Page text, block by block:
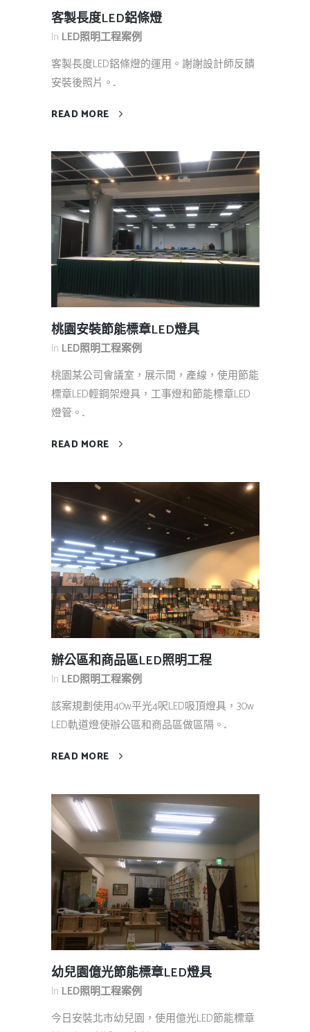
客製長度LED鋁條燈
In LED照明工程案例
客製長度LED鋁條燈的運用。謝謝設計師反饋
安裝後照片。...
READ MORE
桃園安裝節能標章LED燈具
In LED照明工程案例
桃園某公司會議室，展示間，產線，使用節能
標章LED輕鋼架燈具，工事燈和節能標章LED
燈管。...
READ MORE
辦公區和商品區LED照明工程
In LED照明工程案例
該案規劃使用40w平光4呎LED吸頂燈具，30w
LED軌道燈.使辦公區和商品區做區隔。...
READ MORE
幼兒園億光節能標章LED燈具
In LED照明工程案例
今日安裝北市幼兒園，使用億光LED節能標章